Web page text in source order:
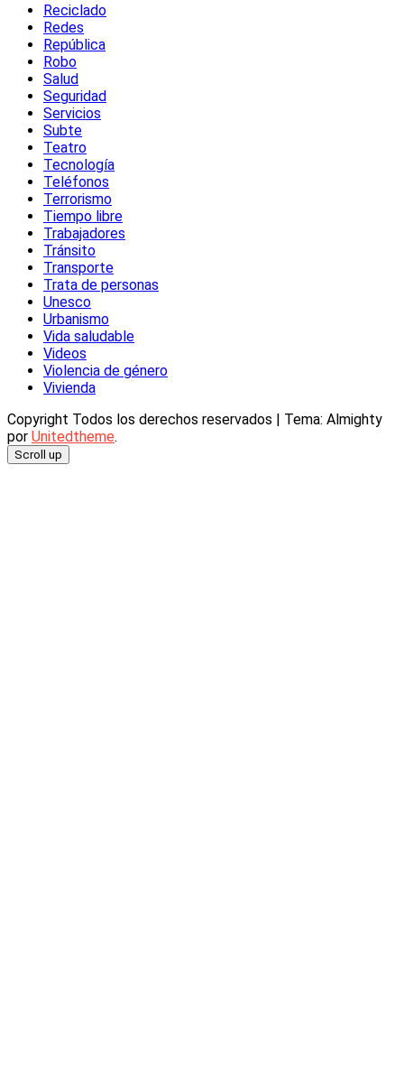
Reciclado
Redes
República
Robo
Salud
Seguridad
Servicios
Subte
Teatro
Tecnología
Teléfonos
Terrorismo
Tiempo libre
Trabajadores
Tránsito
Transporte
Trata de personas
Unesco
Urbanismo
Vida saludable
Videos
Violencia de género
Vivienda
Copyright Todos los derechos reservados
Tema: Almighty
por Unitedtheme.
Scroll up